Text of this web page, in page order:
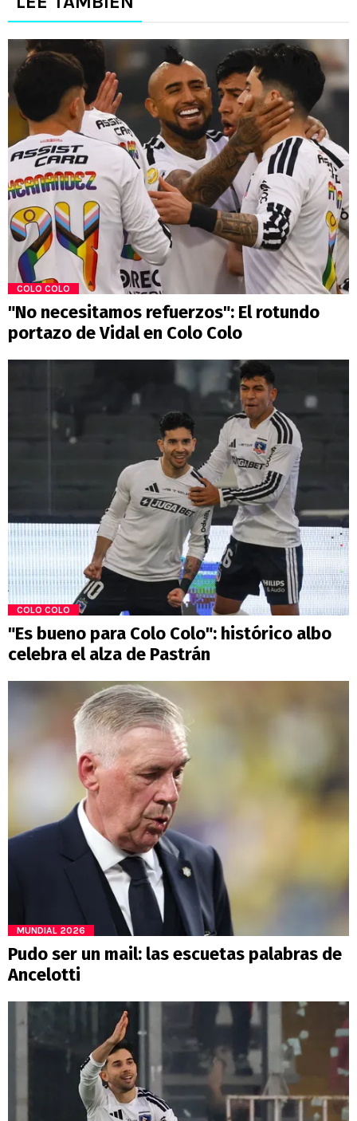
COLO COLO
"No necesitamos refuerzos": El rotundo
portazo de Vidal en Colo Colo
COLO COLO
"Es bueno para Colo Colo": histórico albo
celebra el alza de Pastrán
MUNDIAL 2026
Pudo ser un mail: las escuetas palabras de
Ancelotti